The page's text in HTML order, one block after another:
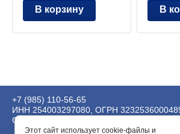
В корзину В
+7 (985) 110-56-65
ИНН 254003297080, ОГРН
ОКВЭД 62.01, 63.99.1, 73.20.
Этот сайт использует cookie-файлы и